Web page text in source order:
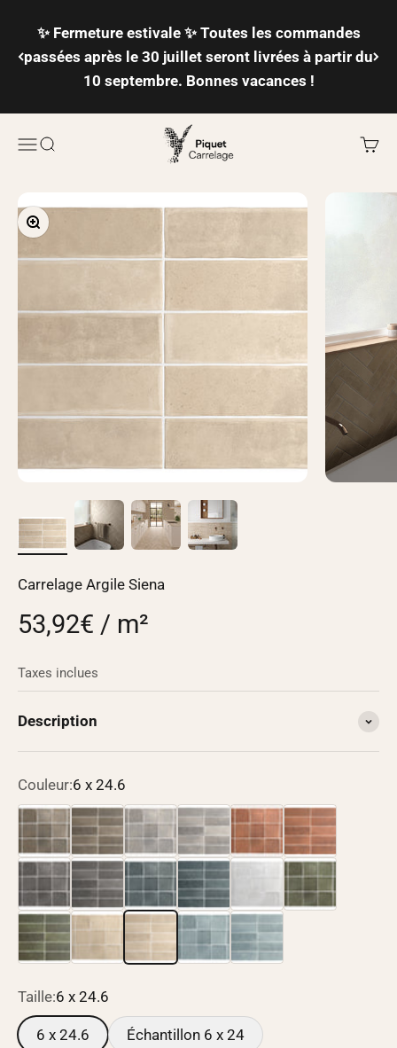
✨ Fermeture estivale ✨ Toutes les commandes
passées après le 30 juillet seront livrées à partir du
10 septembre. Bonnes vacances !
Ouvrir la navigation
Ouvrir la recherche
Piquet Carrelage
Voir
Zoomer sur l'image
Carrelage Argile Siena
53,92€ / m²
Taxes inclues
Description
Couleur:6 x 24.6
10 x 10
6 x 24.6 10 x 10 10 x 10 10 x 10 10 x 10
10 x 10 10 x 10 10 x 10 6 x 24.6 10 x 10
6 x 24.6 6 x 24.6 6 x 24.6
Taille:6 x 24.6
6 x 24.6 Échantillon 6 x 24